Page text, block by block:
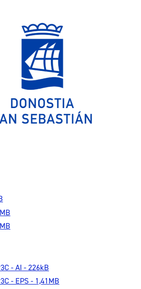
- AI - 226kB
- EPS - 1,41MB